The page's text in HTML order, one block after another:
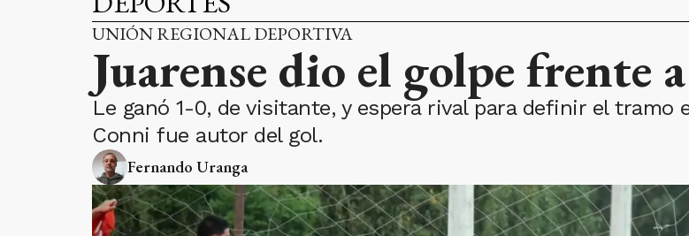
UNIÓN REGIONAL DEPORTIVA
Juarense dio el golpe frente
Le ganó 1-0, de visitante, y espera rival para definir el
Conni fue autor del gol.
Fernando Uranga